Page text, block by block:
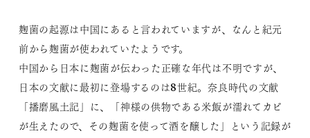
麹菌の起源は中国にあると言われていますが、なんと紀元
前から麹菌が使われていたようです。
中国から日本に麹菌が伝わった正確な年代は不明ですが、
日本の文献に最初に登場するのは8世紀。奈良時代の文献
「播磨風土記」に、「神様の供物である米飯が濡れてカビ
が生えたので、その麹菌を使って酒を醸した」という記録が